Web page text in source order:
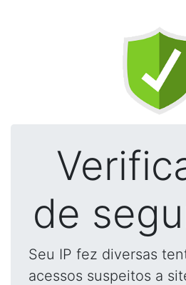
de
Seu IP fez diversas
acessos suspeitos a